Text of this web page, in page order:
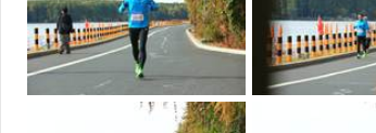
bedusQGQazj3c3QRs0uJmiXuHsJ4AjSwX98jnKqPcQp94w9z-IWCnLkPrYuKGWLJ